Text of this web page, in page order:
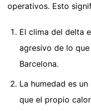
operativos. Esto
El clima del delta
agresivo de lo
Barcelona.
La humedad es
que el propio